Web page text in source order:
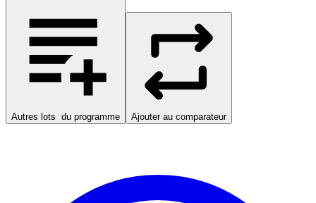
Autres lots du programme Ajouter au comparateur